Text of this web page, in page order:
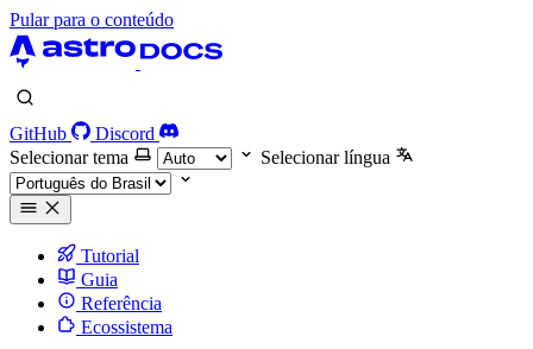
Pular para o conteúdo
GitHub
Discord
Selecionar tema
Selecionar língua
Tutorial
Guia
Referência
Ecossistema